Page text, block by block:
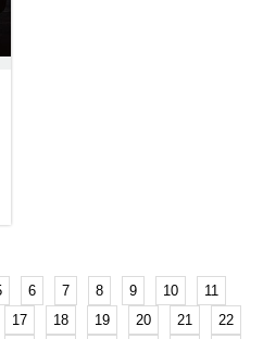
6 7 8 9 10
11
17 18 19 20 21
22